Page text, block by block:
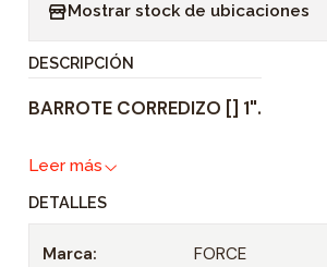
i
d
d
Mostrar stock de ubicaciones
DESCRIPCIÓN
BARROTE CORREDIZO [] 1".
Leer más
DETALLES
Marca: FORCE